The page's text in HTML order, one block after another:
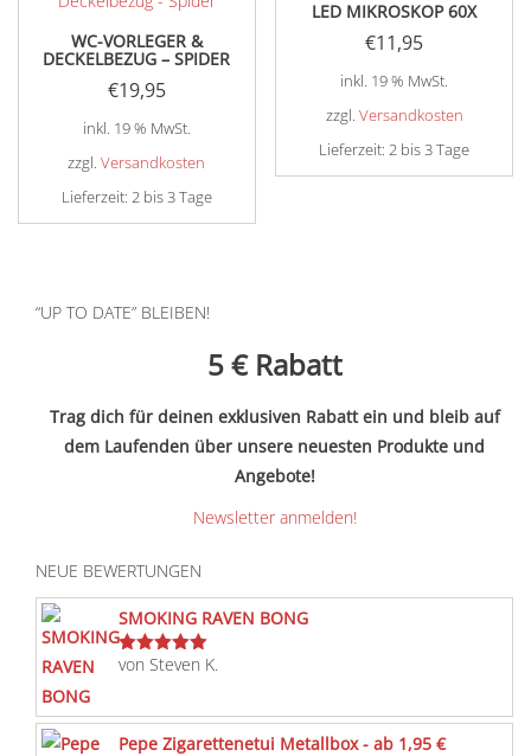
WC-VORLEGER &
DECKELBEZUG – SPIDER
€19,95
inkl. 19 % MwSt.
zzgl.Versandkosten
Lieferzeit: 2 bis 3 Tage
LED MIKROSKOP 60X
€11,95
inkl. 19 % MwSt.
zzgl. Versandkosten
Lieferzeit:2 bis 3 Tage
“UP TO DATE” BLEIBEN!
5 € Rabatt
Trag dich für deinen exklusiven Rabatt ein und bleib auf
dem Laufenden über unsere neuesten Produkte und
Angebote!
Newsletter anmelden!
NEUE BEWERTUNGEN
SMOKING RAVEN BONG
Bewertet
von Steven K.
Pepe Zigarettenetui Metallbox - ab 1,95 €